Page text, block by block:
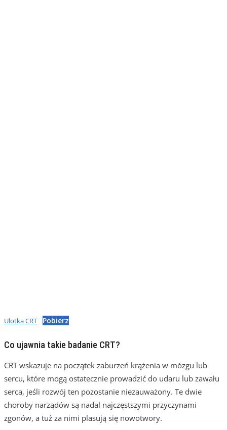
Ulotka CRT Pobierz
Co ujawnia takie badanie CRT?
CRT wskazuje na początek zaburzeń krążenia w mózgu lub
sercu, które mogą ostatecznie prowadzić do udaru lub zawału
serca, jeśli rozwój ten pozostanie niezauważony. Te dwie
choroby narządów są nadal najczęstszymi przyczynami
zgonów, a tuż za nimi plasują się nowotwory.